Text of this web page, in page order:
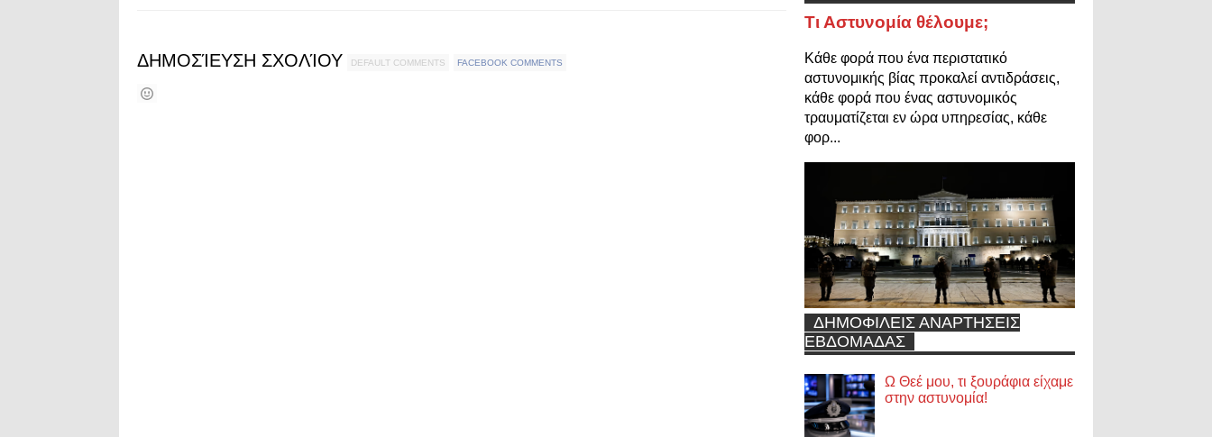
ΔΗΜΟΣΊΕΥΣΗ ΣΧΟΛΊΟΥ DEFAULT COMMENTS FACEBOOK COMMENTS
Τι Αστυνομία θέλουμε;
Κάθε φορά που ένα περιστατικό
αστυνομικής βίας προκαλεί αντιδράσεις,
κάθε φορά που ένας αστυνομικός
τραυματίζεται εν ώρα υπηρεσίας, κάθε
φορ...
ΔΗΜΟΦΙΛΕΙΣ ΑΝΑΡΤΗΣΕΙΣ
ΕΒΔΟΜΑΔΑΣ
Ω Θεέ μου, τι ξουράφια είχαμε
στην αστυνομία!